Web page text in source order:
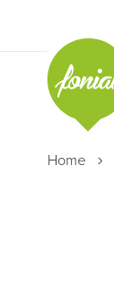
zum
Inhalt
Home